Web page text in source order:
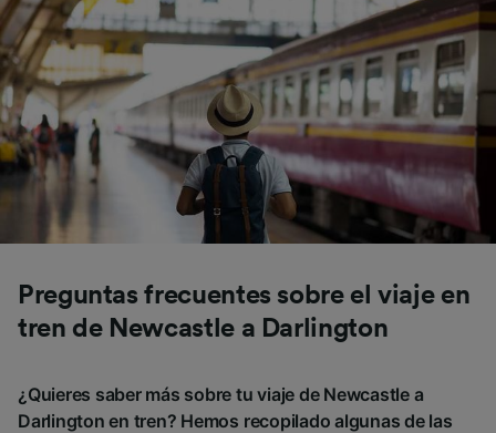
Preguntas frecuentes sobre el viaje en
tren de Newcastle a Darlington
¿Quieres saber más sobre tu viaje de Newcastle a
Darlington en tren? Hemos recopilado algunas de las